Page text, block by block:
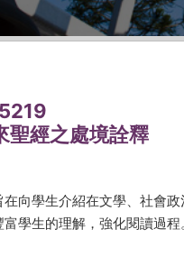
聖經之處境詮釋
在向學生介紹在文學、社會
學生的理解，強化閱讀過程。